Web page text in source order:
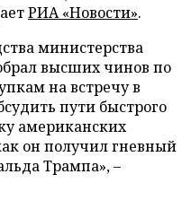
РИА «Новости».
министерства
высших чинов по
на встречу в
пути быстрого
американских
он получил гневный
Трампа», –